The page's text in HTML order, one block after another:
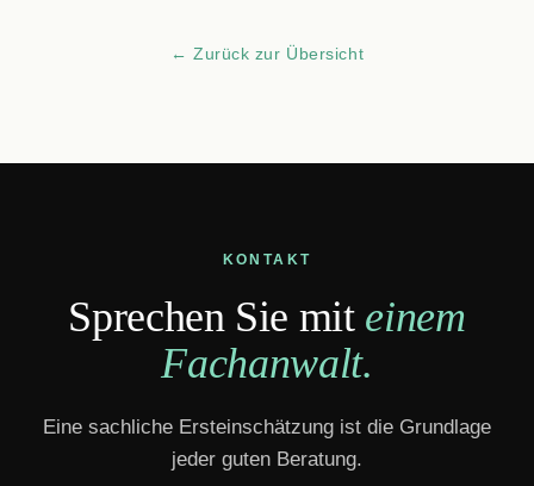
← Zurück zur Übersicht
KONTAKT
Sprechen Sie mit einem
Fachanwalt.
Eine sachliche Ersteinschätzung ist die Grundlage
jeder guten Beratung.